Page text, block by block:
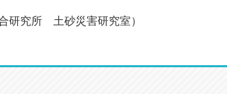
研究所 土砂災害研究室）